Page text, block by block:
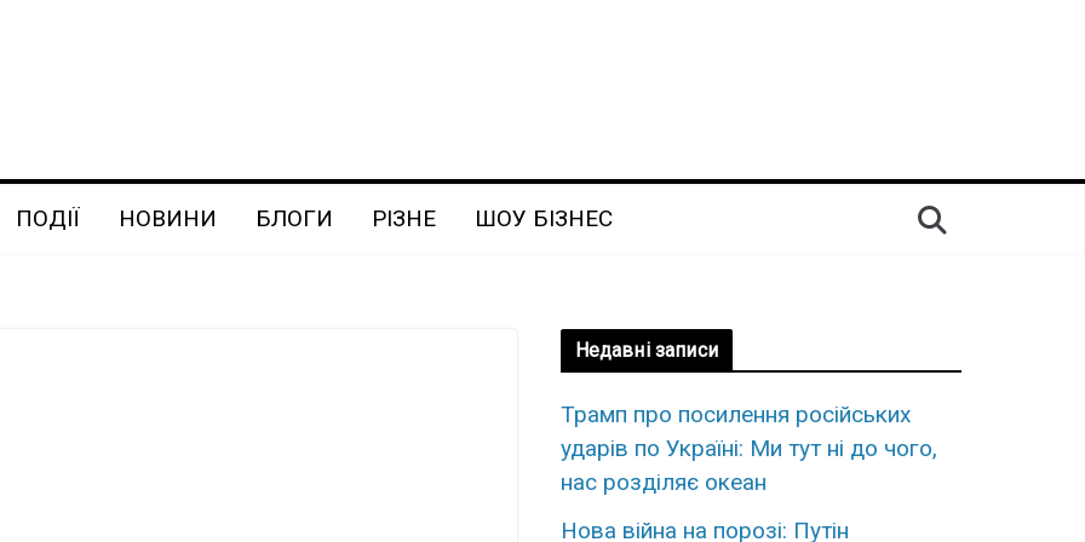
ПОДІЇ НОВИНИ БЛОГИ РІЗНЕ ШОУ БІЗНЕС
Недавні записи
Трамп про посилення російських
ударів по Україні: Ми тут ні до чого,
нас розділяє океан
Нова війна на порозі: Путін